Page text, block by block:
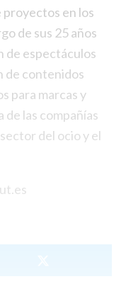
proyectos en los
de sus 25 años
de espectáculos
de contenidos
para marcas y
de las compañías
del ocio y el